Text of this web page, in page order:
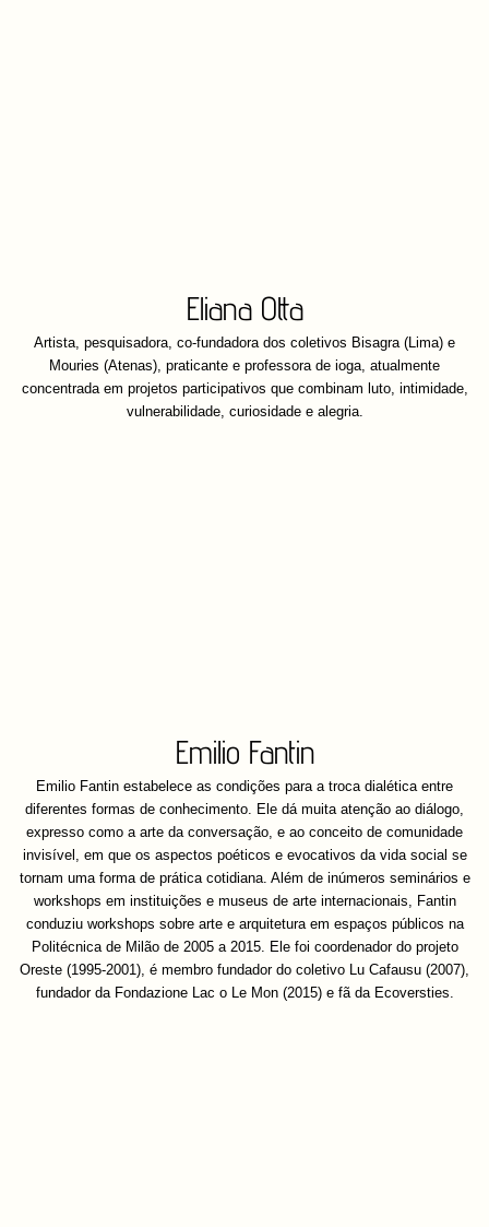
Eliana Otta
Artista, pesquisadora, co-fundadora dos coletivos Bisagra (Lima) e
Mouries (Atenas), praticante e professora de ioga, atualmente
concentrada em projetos participativos que combinam luto, intimidade,
vulnerabilidade, curiosidade e alegria.
Emilio Fantin
Emilio Fantin estabelece as condições para a troca dialética entre
diferentes formas de conhecimento. Ele dá muita atenção ao diálogo,
expresso como a arte da conversação, e ao conceito de comunidade
invisível, em que os aspectos poéticos e evocativos da vida social se
tornam uma forma de prática cotidiana. Além de inúmeros seminários e
workshops em instituições e museus de arte internacionais, Fantin
conduziu workshops sobre arte e arquitetura em espaços públicos na
Politécnica de Milão de 2005 a 2015. Ele foi coordenador do projeto
Oreste (1995-2001), é membro fundador do coletivo Lu Cafausu (2007),
fundador da Fondazione Lac o Le Mon (2015) e fã da Ecoversties.